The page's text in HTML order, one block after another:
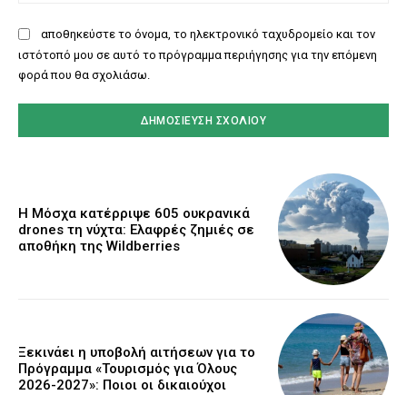
αποθηκεύστε το όνομα, το ηλεκτρονικό ταχυδρομείο και τον
ιστότοπό μου σε αυτό το πρόγραμμα περιήγησης για την επόμενη
φορά που θα σχολιάσω.
Η Μόσχα κατέρριψε 605 ουκρανικά
drones τη νύχτα: Ελαφρές ζημιές σε
αποθήκη της Wildberries
Ξεκινάει η υποβολή αιτήσεων για το
Πρόγραμμα «Τουρισμός για Όλους
2026-2027»: Ποιοι οι δικαιούχοι